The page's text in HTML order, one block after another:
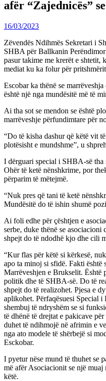
afër “Zajednicës”
16/03/2023
Zëvendës Ndihmës Sekretari i
SHBA për Ballkanin
pasur takime me krerët e shtetit,
mediat ku ka folur për
Escobar ka thënë se
është një nga mundësitë më të
Ai tha sot se mendon se është
marrëveshje përfundimtare për
“Do të kisha dashur që këtë vit
plotësisht e mundshme”, u
I dërguari special i SHBA-së tha
Ohër të ketë nënshkrime, por
përparim të mëtejmë.
“Nuk pres që tani të ketë
Mundësitë do të ishin shumë
Ai foli edhe për çështjen e
serbe, duke thënë se asociacioni
shpejt do të ndodhë kjo dhe cili
“Kur flas për këtë si kërkesë,
apo ta minoj si sfidë. Fakti
Marrëveshjen e Brukselit. Është
politik dhe të SHBA-së. Do të
shpejt do të realizohet. Pjesa e
aplikohet. Përfaqësuesi Special
shembuj të ndryshëm se si
të dhënë të drejtat e pakicave
duhet të ndihmojë në afrimin e
nga ato modele të shërbejë si
Esckobar.
I pyetur nëse mund të thuhet se
më afër Asociacionit se një muaj
këtë.